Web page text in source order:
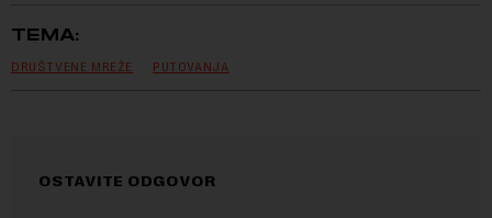
TEMA:
DRUŠTVENE MREŽE PUTOVANJA
OSTAVITE ODGOVOR